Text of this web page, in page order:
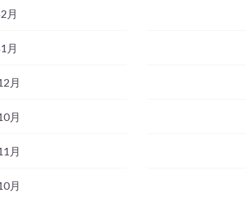
月
月
月
月
月
月